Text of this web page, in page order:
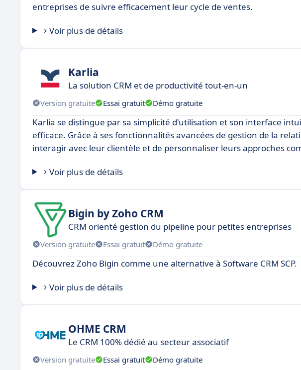
entreprises de suivre efficacement leur cycle de ventes.
Voir plus de détails
Karlia
La solution CRM et de productivité tout-en-un
Version gratuite Essai gratuit Démo gratuite
Karlia se distingue par sa simplicité d'utilisation et son interface
efficace. Grâce à ses fonctionnalités avancées de gestion de la
interagir avec leur clientèle et de personnaliser leurs approches
Voir plus de détails
Bigin by Zoho CRM
CRM orienté gestion du pipeline pour petites entreprises
Version gratuite Essai gratuit Démo gratuite
Découvrez Zoho Bigin comme une alternative à Software CRM SCP.
Voir plus de détails
OHME CRM
Le CRM 100% dédié au secteur associatif
Version gratuite Essai gratuit Démo gratuite